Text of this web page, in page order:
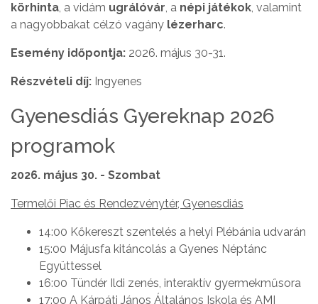
körhinta, a vidám ugrálóvár, a népi játékok, valamint
a nagyobbakat célzó vagány lézerharc.
Esemény időpontja: 2026. május 30-31.
Részvételi díj: Ingyenes
Gyenesdiás Gyereknap 2026
programok
2026. május 30. - Szombat
Termelői Piac és Rendezvénytér, Gyenesdiás
14:00 Kőkereszt szentelés a helyi Plébánia udvarán
15:00 Májusfa kitáncolás a Gyenes Néptánc
Együttessel
16:00 Tündér Ildi zenés, interaktív gyermekműsora
17:00 A Kárpáti János Általános Iskola és AMI